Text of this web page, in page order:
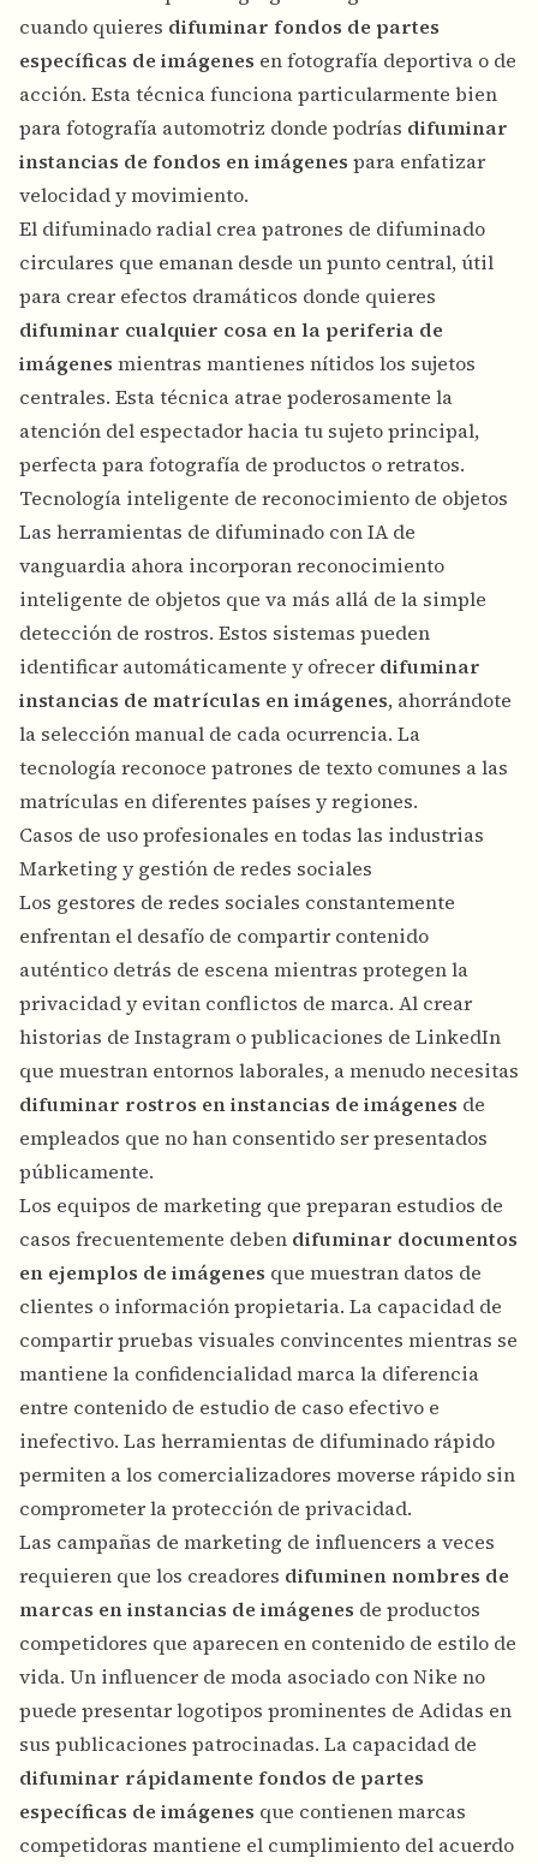
cuando quieres difuminar fondos de partes
específicas de imágenes en fotografía deportiva o de
acción. Esta técnica funciona particularmente bien
para fotografía automotriz donde podrías difuminar
instancias de fondos en imágenes para enfatizar
velocidad y movimiento.
El difuminado radial crea patrones de difuminado
circulares que emanan desde un punto central, útil
para crear efectos dramáticos donde quieres
difuminar cualquier cosa en la periferia de
imágenes mientras mantienes nítidos los sujetos
centrales. Esta técnica atrae poderosamente la
atención del espectador hacia tu sujeto principal,
perfecta para fotografía de productos o retratos.
Tecnología inteligente de reconocimiento de objetos
Las herramientas de difuminado con IA de
vanguardia ahora incorporan reconocimiento
inteligente de objetos que va más allá de la simple
detección de rostros. Estos sistemas pueden
identificar automáticamente y ofrecer difuminar
instancias de matrículas en imágenes, ahorrándote
la selección manual de cada ocurrencia. La
tecnología reconoce patrones de texto comunes a las
matrículas en diferentes países y regiones.
Casos de uso profesionales en todas las industrias
Marketing y gestión de redes sociales
Los gestores de redes sociales constantemente
enfrentan el desafío de compartir contenido
auténtico detrás de escena mientras protegen la
privacidad y evitan conflictos de marca. Al crear
historias de Instagram o publicaciones de LinkedIn
que muestran entornos laborales, a menudo necesitas
difuminar rostros en instancias de imágenes de
empleados que no han consentido ser presentados
públicamente.
Los equipos de marketing que preparan estudios de
casos frecuentemente deben difuminar documentos
en ejemplos de imágenes que muestran datos de
clientes o información propietaria. La capacidad de
compartir pruebas visuales convincentes mientras se
mantiene la confidencialidad marca la diferencia
entre contenido de estudio de caso efectivo e
inefectivo. Las herramientas de difuminado rápido
permiten a los comercializadores moverse rápido sin
comprometer la protección de privacidad.
Las campañas de marketing de influencers a veces
requieren que los creadores difuminen nombres de
marcas en instancias de imágenes de productos
competidores que aparecen en contenido de estilo de
vida. Un influencer de moda asociado con Nike no
puede presentar logotipos prominentes de Adidas en
sus publicaciones patrocinadas. La capacidad de
difuminar rápidamente fondos de partes
específicas de imágenes que contienen marcas
competidoras mantiene el cumplimiento del acuerdo